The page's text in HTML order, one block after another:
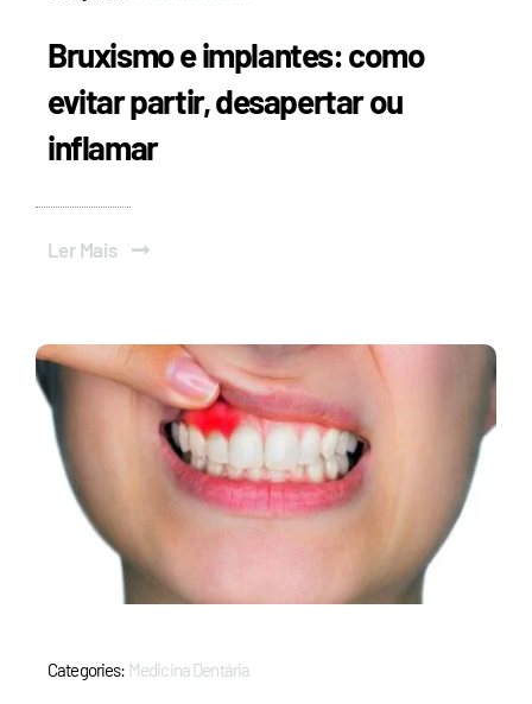
Bruxismo e implantes: como
evitar partir, desapertar ou
inflamar
Ler Mais
Categories: Medicina Dentária